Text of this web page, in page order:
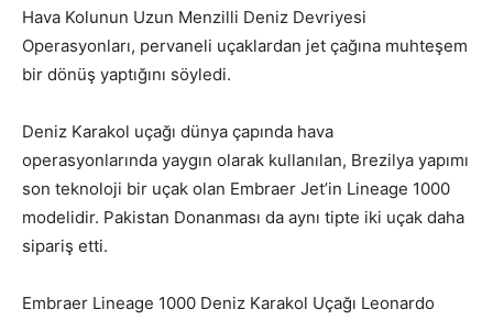
Hava Kolunun Uzun Menzilli Deniz Devriyesi
Operasyonları, pervaneli uçaklardan jet çağına muhteşem
bir dönüş yaptığını söyledi.
Deniz Karakol uçağı dünya çapında hava
operasyonlarında yaygın olarak kullanılan, Brezilya yapımı
son teknoloji bir uçak olan Embraer Jet’in Lineage 1000
modelidir. Pakistan Donanması da aynı tipte iki uçak daha
sipariş etti.
Embraer Lineage 1000 Deniz Karakol Uçağı Leonardo